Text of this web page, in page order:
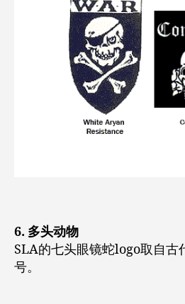
6. 多头动物
SLA的七头眼镜蛇logo取自古
号。